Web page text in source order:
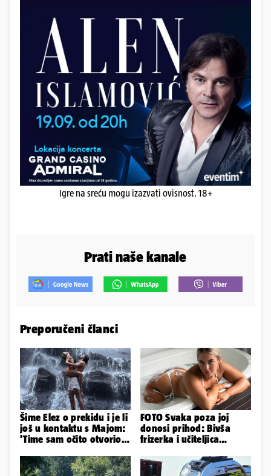
Igre na sreću mogu izazvati ovisnost. 18+
Prati naše kanale
Preporučeni članci
Šime Elez o prekidu i je li
još u kontaktu s Majom:
'Time sam očito otvorio
FOTO Svaka poza joj
donosi prihod: Bivša
frizerka i učiteljica
Instagram